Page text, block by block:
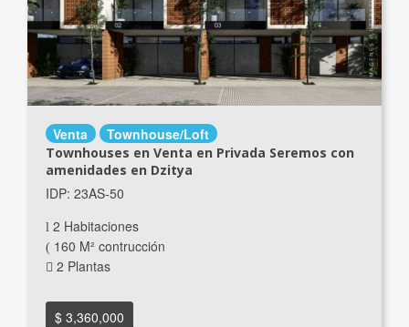
Venta Townhouse/Loft
Townhouses en Venta en Privada Seremos con
amenidades en Dzitya
IDP: 23AS-50
2 Habitaciones
160 M² contrucción
2 Plantas
$ 3,360,000